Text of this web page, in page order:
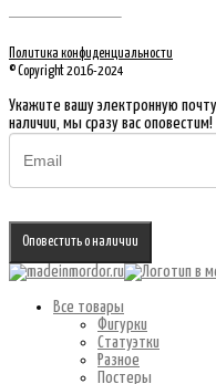
Политика конфиденциальности
© Copyright 2016-2024
Укажите вашу электронную
наличии, мы сразу вас оповестим!
Оповестить о наличии
Все товары
Фигурки
Статуэтки
Разное
Постеры